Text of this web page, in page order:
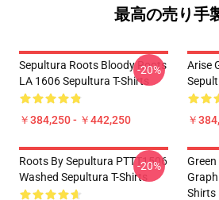
最高の売り手
Sepultura Roots Bloody Roots
LA 1606 Sepultura T-Shirts
￥384,250 - ￥442,250
-20%
Arise
￥
Roots By Sepultura PTTT1506
Washed Sepultura T-Shirts
-20%
Shirts